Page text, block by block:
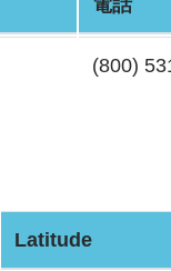
電話
(800)
Latitude